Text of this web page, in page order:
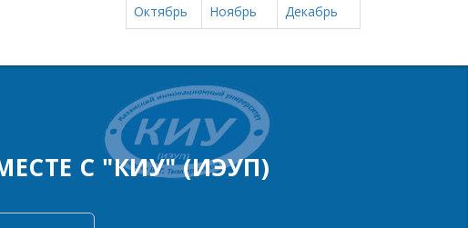
Октябрь
Ноябрь Декабрь
С "КИУ" (ИЭУП)